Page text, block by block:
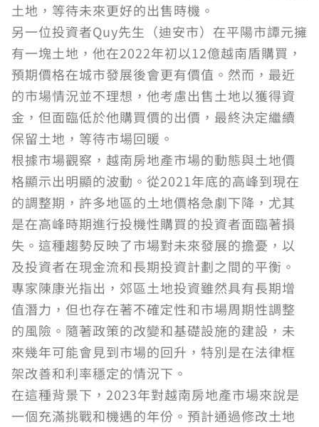
土地，等待未來更好的出售時機。
另一位投資者Quy先生（迪安市）在平陽市譚元擁
有一塊土地，他在2022年初以12億越南盾購買，
預期價格在城市發展後會更有價值。然而，最近
的市場情況並不理想，他考慮出售土地以獲得資
金，但面臨低於他購買價的出價，最終決定繼續
保留土地，等待市場回暖。
根據市場觀察，越南房地產市場的動態與土地價
格顯示出明顯的波動。從2021年底的高峰到現在
的調整期，許多地區的土地價格急劇下降，尤其
是在高峰時期進行投機性購買的投資者面臨著損
失。這種趨勢反映了市場對未來發展的擔憂，以
及投資者在現金流和長期投資計劃之間的平衡。
專家陳康光指出，郊區土地投資雖然具有長期增
值潛力，但也存在著不確定性和市場周期性調整
的風險。隨著政策的改變和基礎設施的建設，未
來幾年可能會見到市場的回升，特別是在法律框
架改善和利率穩定的情況下。
在這種背景下，2023年對越南房地產市場來說是
一個充滿挑戰和機遇的年份。預計通過修改土地